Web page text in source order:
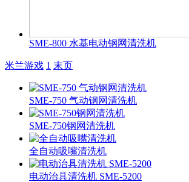
SME-800 水基电动钢网清洗机
米兰游戏 1 末页
SME-750 气动钢网清洗机
SME-750钢网清洗机
全自动吸嘴清洗机
电动治具清洗机 SME-5200